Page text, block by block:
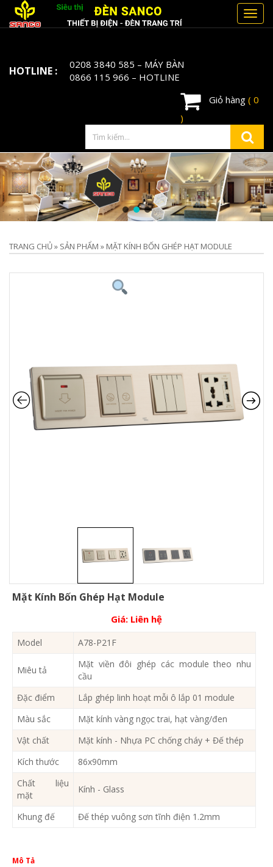
HOTLINE : 0208 3840 585 – MÁY BÀN
0866 115 966 – HOTLINE
Giỏ hàng ( 0
)
TRANG CHỦ» SẢN PHẨM » MẶT KÍNH BỐN GHÉP HẠT MODULE
Mặt Kính Bốn Ghép Hạt Module
Giá: Liên hệ
Model A78-P21F
Miêu tả
Mặt viền đôi ghép các module theo nhu
cầu
Đặc điểm
Lắp ghép linh hoạt mỗi ô lắp 01 module
Màu sắc
Mặt kính vàng ngọc trai, hạt vàng/đen
Vật chất
Mặt kính - Nhựa PC chống cháy + Đế thép
Kích thước
86x90mm
Chất liệu
mặt
Kính - Glass
Khung đế Đế thép vuông sơn tĩnh điện 1.2mm
Mô Tả